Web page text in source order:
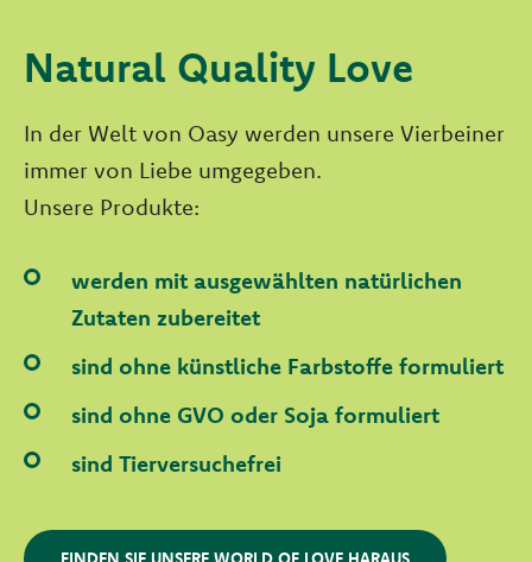
Natural Quality Love
In der Welt von Oasy werden unsere Vierbeiner
immer von Liebe umgegeben.
Unsere Produkte:
werden mit ausgewählten natürlichen
Zutaten zubereitet
sind ohne künstliche Farbstoffe formuliert
sind ohne GVO oder Soja formuliert
sind Tierversuchefrei